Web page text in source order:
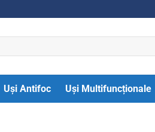
Uși Antifoc Uși Multifuncționale